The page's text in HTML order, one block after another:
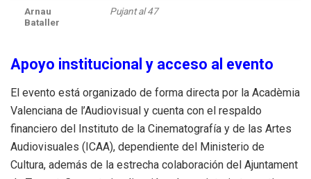
Arnau
Bataller
Pujant al 47
Apoyo institucional y acceso al evento
El evento está organizado de forma directa por la Acadèmia
Valenciana de l’Audiovisual y cuenta con el respaldo
financiero del Instituto de la Cinematografía y de las Artes
Audiovisuales (ICAA), dependiente del Ministerio de
Cultura, además de la estrecha colaboración del Ajuntament